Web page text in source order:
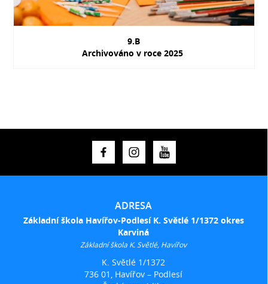
9.B
Archivováno v roce 2025
ADRESA
Základní škola Havířov-Podlesí K. Světlé 1/1372 okres
Karviná
Základní škola K. Světlé, Havířov
K. Světlé 1/1372
736 01, Havířov – Podlesí